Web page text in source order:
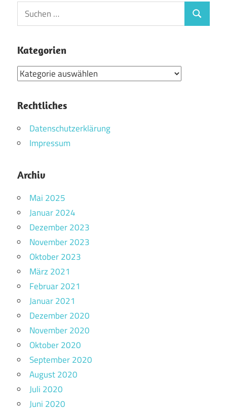
Suchen
nach:
Suchen
Kategorien
Kategorien
Rechtliches
Datenschutzerklärung
Impressum
Archiv
Mai 2025
Januar 2024
Dezember 2023
November 2023
Oktober 2023
März 2021
Februar 2021
Januar 2021
Dezember 2020
November 2020
Oktober 2020
September 2020
August 2020
Juli 2020
Juni 2020